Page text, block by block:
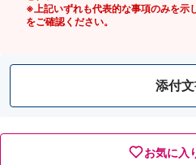
※上記いずれも代表的な事項のみを示
をご確認ください。
添付
お気に入